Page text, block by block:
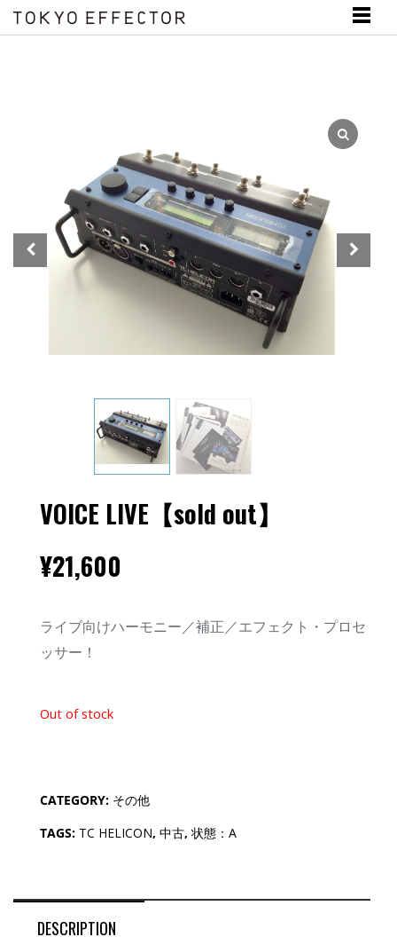
VOICE LIVE【sold out】
¥21,600
ライブ向けハーモニー／補正／エフェクト・プロセ
ッサー！
Out of stock
CATEGORY: その他
TAGS: TC HELICON, 中古, 状態：A
DESCRIPTION